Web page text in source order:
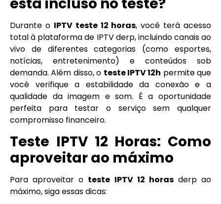
Durante o IPTV teste 12 horas, você terá acesso
total à plataforma de IPTV derp, incluindo canais ao
vivo de diferentes categorias (como esportes,
notícias, entretenimento) e conteúdos sob
demanda. Além disso, o teste IPTV 12h permite que
você verifique a estabilidade da conexão e a
qualidade da imagem e som. É a oportunidade
perfeita para testar o serviço sem qualquer
compromisso financeiro.
Teste IPTV 12 Horas: Como
aproveitar ao máximo
Para aproveitar o teste IPTV 12 horasderp ao
máximo, siga essas dicas: